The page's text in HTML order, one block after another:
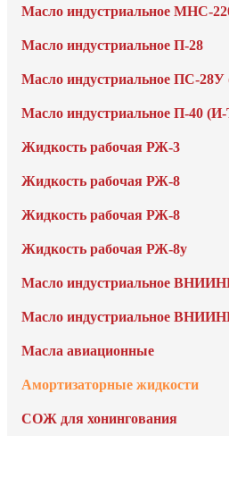
Масло индустриальное МНС-
Масло индустриальное П-28
Масло индустриальное ПС-
Масло индустриальное П-40
Жидкость рабочая РЖ-3
Жидкость рабочая РЖ-8
Жидкость рабочая РЖ-8
Жидкость рабочая РЖ-8у
Масло индустриальное
Масло индустриальное
Масла авиационные
Амортизаторные жидкости
СОЖ для хонингования